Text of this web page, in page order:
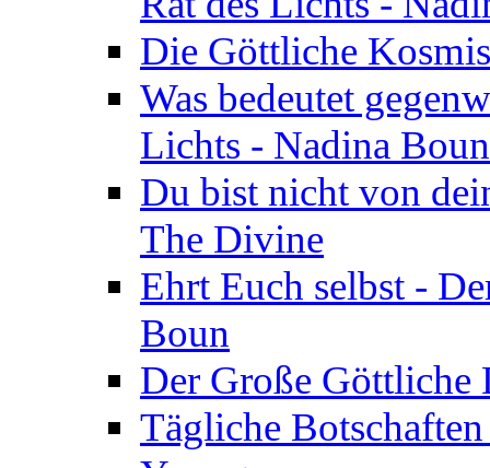
Die Göttliche
Was bedeutet
Lichts - Nadina Boun
Du bist nicht von
The Divine
Ehrt Euch selbst -
Boun
Der Große
Tägliche